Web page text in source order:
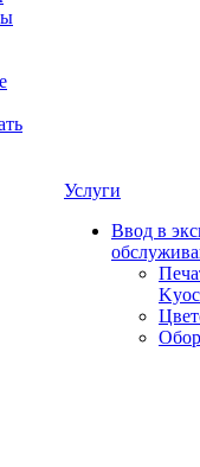
Услуги
Ввод в